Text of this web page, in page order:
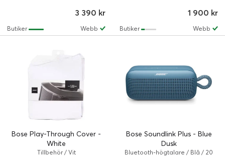
3 390 kr
Webb
Butiker
1 900 kr
Webb
Butiker
Bose Play-Through Cover -
White
Tillbehör / Vit
Bose Soundlink Plus - Blue
Dusk
Bluetooth-högtalare / Blå / 20